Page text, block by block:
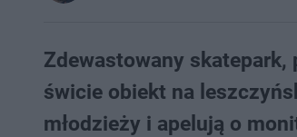
Zdewastowany
świcie obiekt na
młodzieży i apelują o